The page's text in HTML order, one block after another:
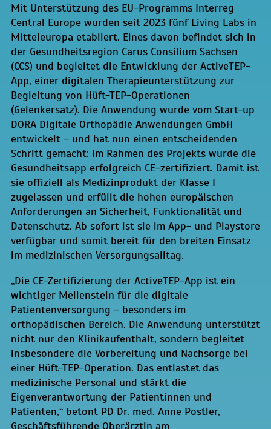
Mit Unterstützung des EU-Programms Interreg
Central Europe wurden seit 2023 fünf Living Labs in
Mitteleuropa etabliert. Eines davon befindet sich in
der Gesundheitsregion Carus Consilium Sachsen
(CCS) und begleitet die Entwicklung der ActiveTEP-
App, einer digitalen Therapieunterstützung zur
Begleitung von Hüft-TEP-Operationen
(Gelenkersatz). Die Anwendung wurde vom Start-up
DORA Digitale Orthopädie Anwendungen GmbH
entwickelt – und hat nun einen entscheidenden
Schritt gemacht: Im Rahmen des Projekts wurde die
Gesundheitsapp erfolgreich CE-zertifiziert. Damit ist
sie offiziell als Medizinprodukt der Klasse I
zugelassen und erfüllt die hohen europäischen
Anforderungen an Sicherheit, Funktionalität und
Datenschutz. Ab sofort ist sie im App- und Playstore
verfügbar und somit bereit für den breiten Einsatz
im medizinischen Versorgungsalltag.
„Die CE-Zertifizierung der ActiveTEP-App ist ein
wichtiger Meilenstein für die digitale
Patientenversorgung – besonders im
orthopädischen Bereich. Die Anwendung unterstützt
nicht nur den Klinikaufenthalt, sondern begleitet
insbesondere die Vorbereitung und Nachsorge bei
einer Hüft-TEP-Operation. Das entlastet das
medizinische Personal und stärkt die
Eigenverantwortung der Patientinnen und
Patienten,“ betont PD Dr. med. Anne Postler,
Geschäftsführende Oberärztin am